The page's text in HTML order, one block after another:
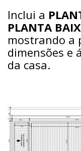
Inclui a
PLANTA
mostrando a
dimensões e
da casa.